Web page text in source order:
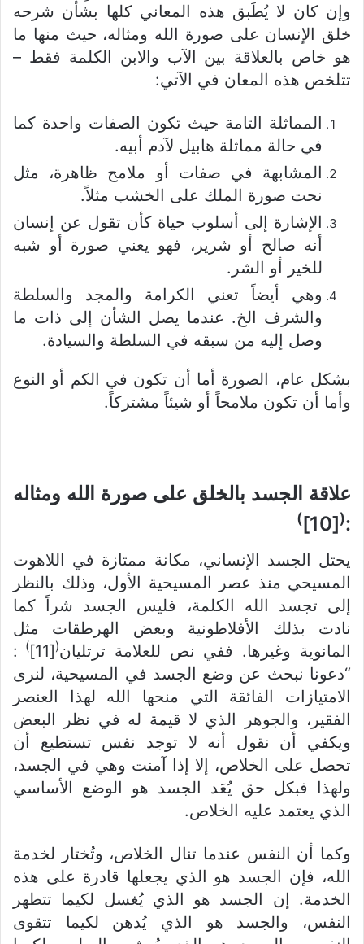
وإن كان لا يُطَبق هذه المعاني كلها بشأن شرحه
خلق الإنسان على صورة الله ومثاله، حيث منها ما
هو خاص بالعلاقة بين الآب والابن الكلمة فقط –
تتلخص هذه المعان في الآتي:
المماثلة التامة حيث تكون الصفات واحدة كما
في حالة مماثلة هابيل لآدم أبيه.
المشابهة في صفات أو ملامح ظاهرة، مثل
نحت صورة الملك على الخشب مثلاً.
الإشارة إلى أسلوب حياة كأن تقول عن إنسان
أنه صالح أو شرير، فهو يعني صورة أو شبه
للخير أو الشر.
وهي أيضاً تعني الكرامة والمجد والسلطة
والشرف الخ. عندما يصل الشأن إلى ذات ما
وصل إليه من سبقه في السلطة والسيادة.
بشكل عام، الصورة أما أن تكون في الكم أو النوع
وأما أن تكون ملامحاً أو شيئاً مشتركاً.
علاقة الجسد بالخلق على صورة الله ومثاله
:
(
[10]
)
يحتل الجسد الإنساني، مكانة ممتازة في اللاهوت
المسيحي منذ عصر المسيحية الأول، وذلك بالنظر
إلى تجسد الله الكلمة، فليس الجسد شراً كما
نادت بذلك الأفلاطونية وبعض الهرطقات مثل
المانوية وغيرها. ففي نص للعلامة ترتليان(
[11]
)
:
“دعونا نبحث عن وضع الجسد في المسيحية، لنرى
الامتيازات الفائقة التي منحها الله لهذا العنصر
الفقير، والجوهر الذي لا قيمة له في نظر البعض
ويكفي أن نقول أنه لا توجد نفس تستطيع أن
تحصل على الخلاص، إلا إذا آمنت وهي في الجسد،
ولهذا فبكل حق يُعَد الجسد هو الوضع الأساسي
الذي يعتمد عليه الخلاص.
وكما أن النفس عندما تنال الخلاص، وتُختار لخدمة
الله، فإن الجسد هو الذي يجعلها قادرة على هذه
الخدمة. إن الجسد هو الذي يُغسل لكيما تتطهر
النفس، والجسد هو الذي يُدهن لكيما تتقوى